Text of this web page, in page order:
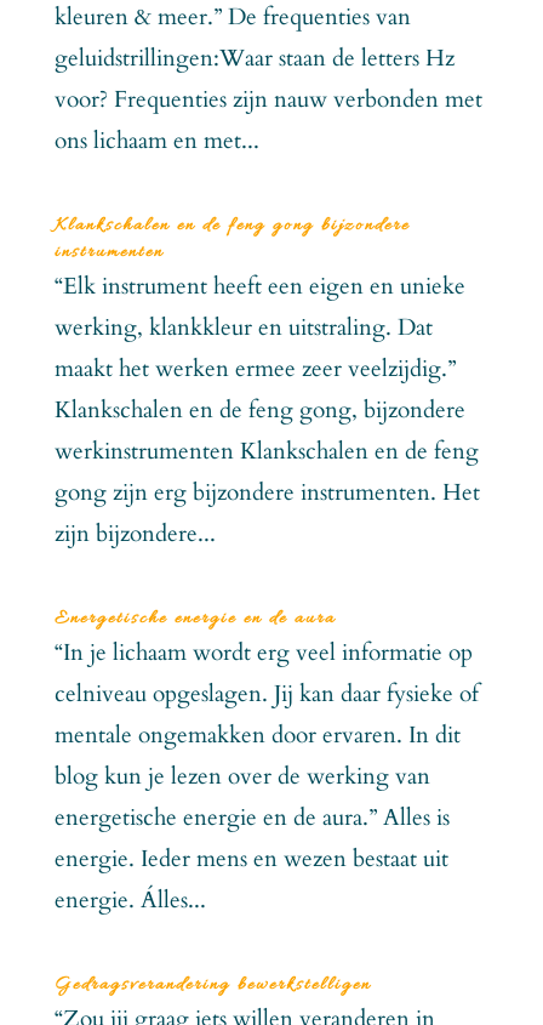
kleuren & meer.” De frequenties van
geluidstrillingen:Waar staan de letters Hz
voor? Frequenties zijn nauw verbonden met
ons lichaam en met...
Klankschalen en de feng gong bijzondere
instrumenten
“Elk instrument heeft een eigen en unieke
werking, klankkleur en uitstraling. Dat
maakt het werken ermee zeer veelzijdig.”
Klankschalen en de feng gong, bijzondere
werkinstrumenten Klankschalen en de feng
gong zijn erg bijzondere instrumenten. Het
zijn bijzondere...
Energetische energie en de aura
“In je lichaam wordt erg veel informatie op
celniveau opgeslagen. Jij kan daar fysieke of
mentale ongemakken door ervaren. In dit
blog kun je lezen over de werking van
energetische energie en de aura.” Alles is
energie. Ieder mens en wezen bestaat uit
energie. Álles...
Gedragsverandering bewerkstelligen